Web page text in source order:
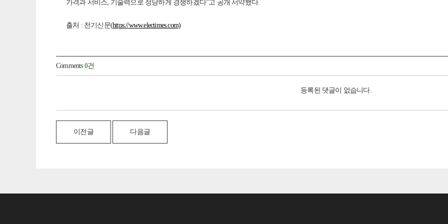
가격과 서비스, 기술력으로 정당하게 경쟁하겠다”고 공개 서약했다.
출처 : 전기신문(https://www.electimes.com)
Comments 0건
등록된 댓글이 없습니다.
이전글 다음글